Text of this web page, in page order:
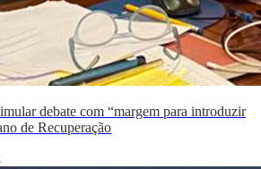
debate com “margem para introduzir
de Recuperação